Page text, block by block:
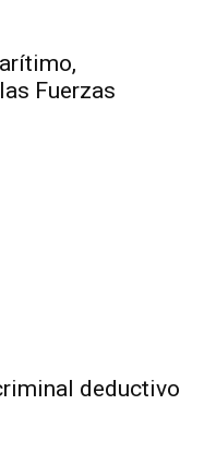
Fuerzas
deductivo